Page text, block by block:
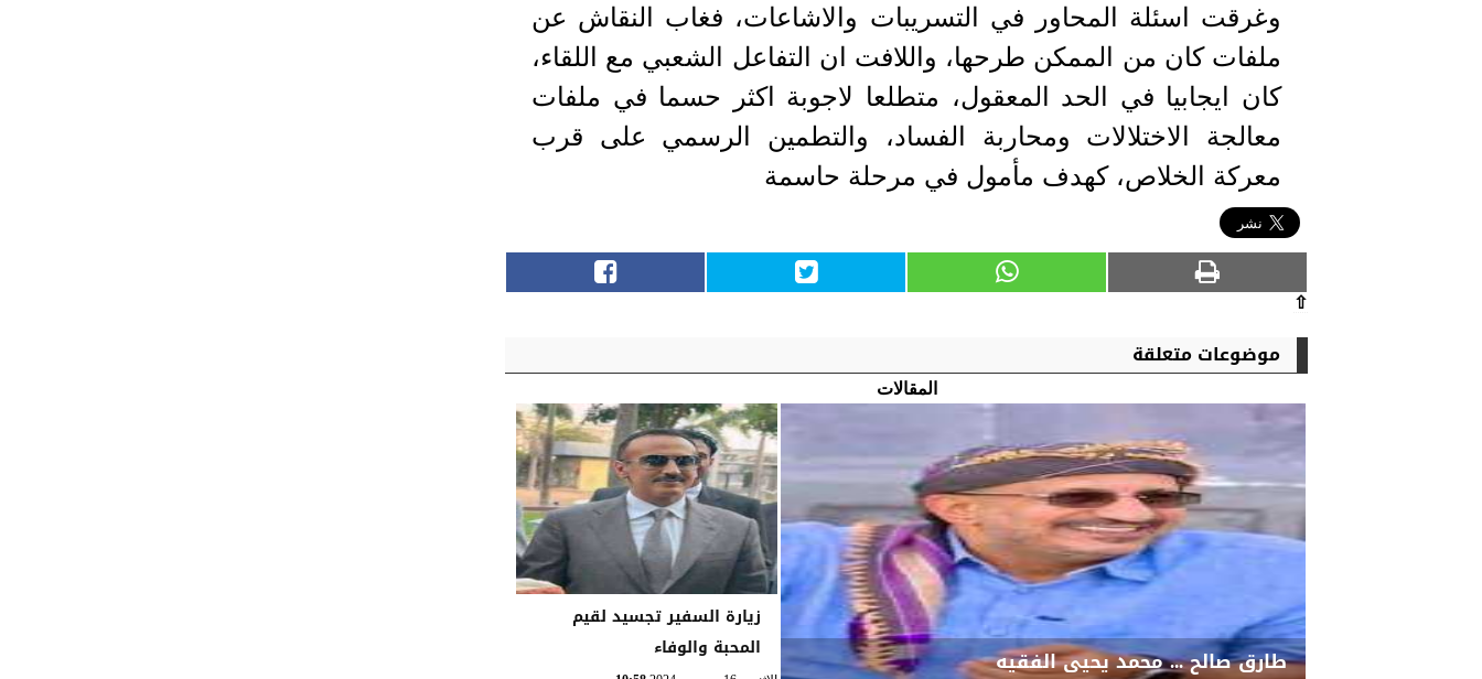
وغرقت اسئلة المحاور في التسريبات والاشاعات، فغاب النقاش عن
ملفات كان من الممكن طرحها، واللافت ان التفاعل الشعبي مع اللقاء،
كان ايجابيا في الحد المعقول، متطلعا لاجوبة اكثر حسما في ملفات
معالجة الاختلالات ومحاربة الفساد، والتطمين الرسمي على قرب
معركة الخلاص، كهدف مأمول في مرحلة حاسمة
⇧
موضوعات متعلقة
المقالات
طارق صالح ... محمد يحيى الفقيه
زيارة السفير تجسيد لقيم
المحبة والوفاء